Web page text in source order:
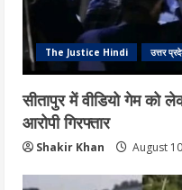
The Justice Hindi उत्तर
सीतापुर में वीडियो गेम को
आरोपी गिरफ्तार
Shakir Khan August